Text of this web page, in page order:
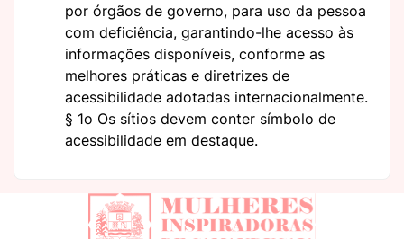
por órgãos de governo, para uso da pessoa
com deficiência, garantindo-lhe acesso às
informações disponíveis, conforme as
melhores práticas e diretrizes de
acessibilidade adotadas internacionalmente.
§ 1o Os sítios devem conter símbolo de
acessibilidade em destaque.